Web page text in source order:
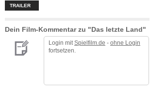
TRAILER
Dein Film-Kommentar zu "Das letzte Land"
Login mit Spielfilm.de - ohne Login
fortsetzen.